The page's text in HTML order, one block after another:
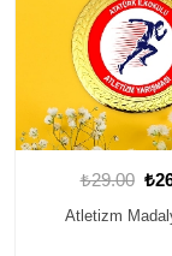
₺29.00
Atletizm